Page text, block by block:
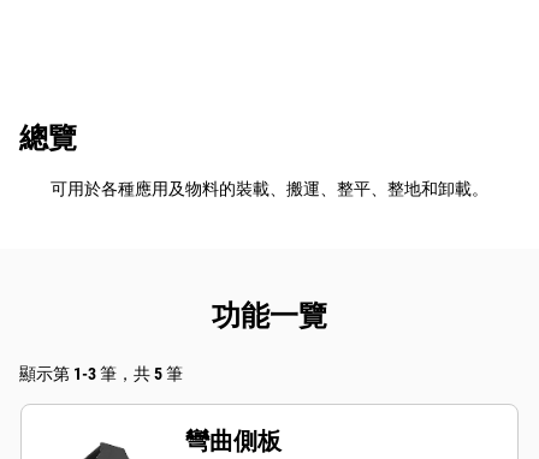
總覽
可用於各種應用及物料的裝載、搬運、整平、整地和卸載。
功能一覽
顯示第 1-3 筆，共 5 筆
彎曲側板